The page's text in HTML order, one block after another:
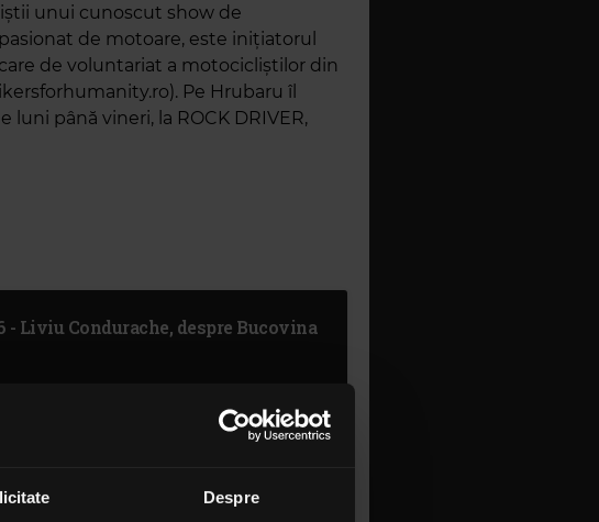
Despre
unui cunoscut show de
de motoare, este inițiatorul
de voluntariat a motocicliștilor din
Pe Hrubaru îl
până vineri, la ROCK DRIVER,
- Liviu Condurache, despre Bucovina
Mirela Caracote & Mihai Stan, despre